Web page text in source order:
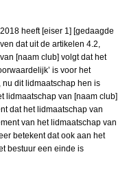
heeft [eiser 1] [gedaagde
dat uit de artikelen 4.2,
[naam club] volgt dat het
is voor het
nu dit lidmaatschap hen is
lidmaatschap van [naam club]
dat het lidmaatschap van
van het lidmaatschap van
betekent dat ook aan het
bestuur een einde is